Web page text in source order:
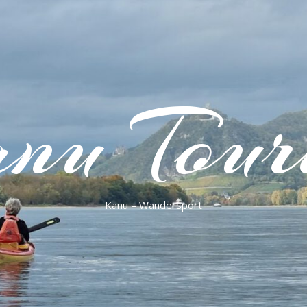
Kanu – Wandersport